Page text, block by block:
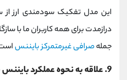
این مدل تفکیک سودمندی ارز از
درازمدت برای همه کاربران ما با
جملهصرافی غیرمتمرکز بایننس
9. علاقه به نحوه عملکرد بایننس چین